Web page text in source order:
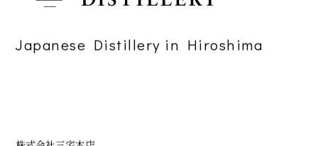
Japanese Distillery in Hiroshima